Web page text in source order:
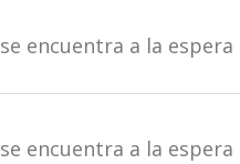
encuentra a la espera
encuentra a la espera